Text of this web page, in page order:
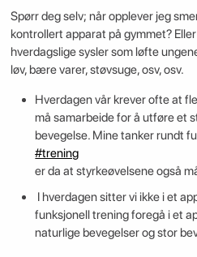
Spørr deg selv; når opplever jeg
kontrollert apparat på gymmet?
hverdagslige sysler som løfte
løv, bære varer, støvsuge, osv, osv.
Hverdagen vår krever ofte at
må samarbeide for å utføre et
bevegelse. Mine tanker rundt
#trening
er da at styrkeøvelsene også
I hverdagen sitter vi ikke i et
funksjonell trening foregå i et
naturlige bevegelser og stor